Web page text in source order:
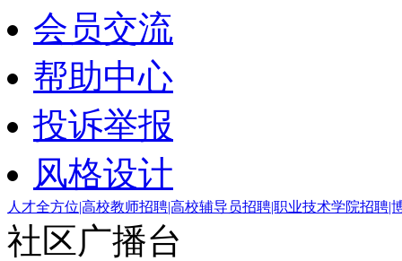
会员交流
帮助中心
投诉举报
风格设计
人才全方位|高校教师招聘|高校辅导员招聘|职业技术学院招聘|
社区广播台